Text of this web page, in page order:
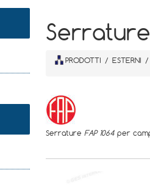
Serrature
PRODOTTI / ESTERNI /
Serrature FAP 1064per